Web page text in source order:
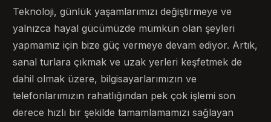
Teknoloji, günlük yaşamlarımızı değiştirmeye ve
yalnızca hayal gücümüzde mümkün olan şeyleri
yapmamız için bize güç vermeye devam ediyor. Artık,
sanal turlara çıkmak ve uzak yerleri keşfetmek de
dahil olmak üzere, bilgisayarlarımızın ve
telefonlarımızın rahatlığından pek çok işlemi son
derece hızlı bir şekilde tamamlamamızı sağlayan